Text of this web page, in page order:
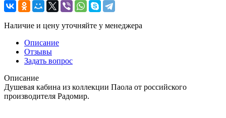
Наличие и цену уточняйте у менеджера
Описание
Отзывы
Задать вопрос
Описание
Душевая кабина из коллекции Паола от российского
производителя Радомир.